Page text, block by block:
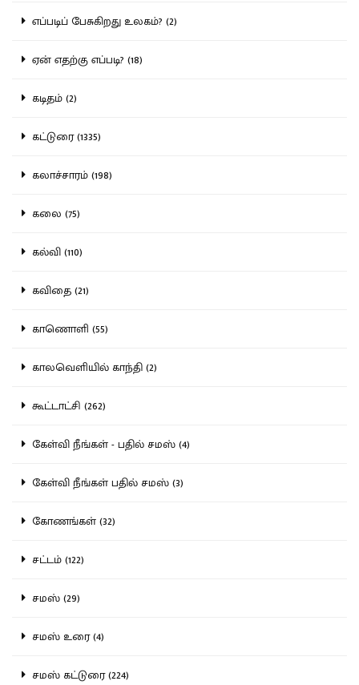
எப்படிப் பேசுகிறது உலகம்? (2)
ஏன் எதற்கு எப்படி? (18)
கடிதம் (2)
கட்டுரை (1335)
கலாச்சாரம் (198)
கலை (75)
கல்வி (110)
கவிதை (21)
காணொளி (55)
காலவெளியில் காந்தி (2)
கூட்டாட்சி (262)
கேள்வி நீங்கள் - பதில் சமஸ் (4)
கேள்வி நீங்கள் பதில் சமஸ் (3)
கோணங்கள் (32)
சட்டம் (122)
சமஸ் (29)
சமஸ் உரை (4)
சமஸ் கட்டுரை (224)